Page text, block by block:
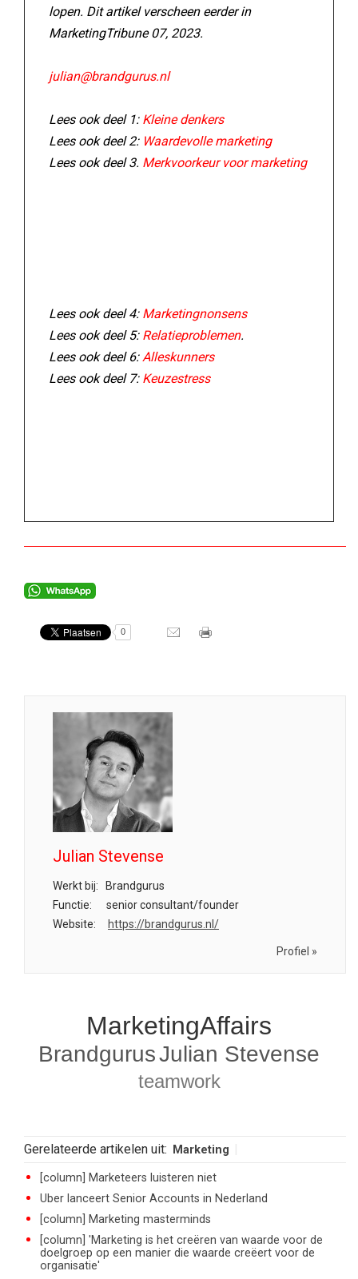
lopen. Dit artikel verscheen eerder in
MarketingTribune 07, 2023.
julian@brandgurus.nl
Lees ook deel 1: Kleine denkers
Lees ook deel 2: Waardevolle marketing
Lees ook deel 3. Merkvoorkeur voor marketing
Lees ook deel 4: Marketingnonsens
Lees ook deel 5: Relatieproblemen.
Lees ook deel 6:Alleskunners
Lees ook deel 7: Keuzestress
0
Julian Stevense
Werkt bij:
Brandgurus
Functie:
senior consultant/founder
Website:
https://brandgurus.nl/
Profiel »
MarketingAffairs
BrandgurusJulian Stevense
teamwork
Gerelateerde artikelen uit: Marketing
[column] Marketeers luisteren niet
Uber lanceert Senior Accounts in Nederland
[column] Marketing masterminds
[column] 'Marketing is het creëren van waarde voor de
doelgroep op een manier die waarde creëert voor de
organisatie'